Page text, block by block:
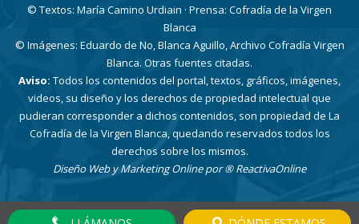
© Textos: María Camino Urdiain · Prensa: Cofradía de la Virgen
Blanca
© Imágenes: Eduardo de No, Blanca Aguillo, Archivo Cofradía Virgen
Blanca. Otras fuentes citadas.
Aviso: Todos los contenidos del portal, textos, gráficos, imágenes,
videos, su diseño y los derechos de propiedad intelectual que
pudieran corresponder a dichos contenidos, son propiedad de La
Cofradía de la Virgen Blanca, quedando reservados todos los
derechos sobre los mismos.
Diseño Web y Marketing Online por® ReactivaOnline